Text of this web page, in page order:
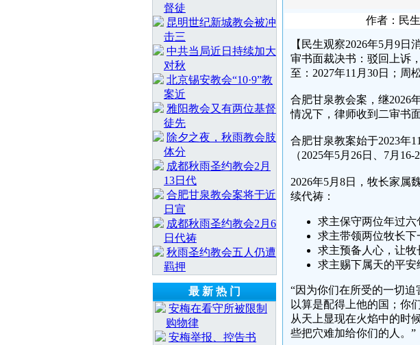
督徒
昆明世纪新城教会被冲
击三
中共当局近日持续加大
对秋
北京锡安教会“10·9”教
案近
雅阳教会又有两位基督
徒先
除夕之夜，秋雨教会肢
体分
成都秋雨圣约教会2月
13日代
合肥甘泉教会案将于近
日宣
成都秋雨圣约教会2月6
日代祷
秋雨圣约教会五人仍遭
羁押
最 新 热 门
安梅在看守所被限制
购物律
安梅举报、控告书
作者：民
【民生观察2026年5月9
审书面裁决书：驳回上诉
至：2027年11月30日；周
合肥甘泉教会案，继2026
情况下，律师收到二审书
合肥甘泉教案始于2023年
（2025年5月26日、7月
2026年5月8日，牧长家属
续代祷：
求主保守两位年过六
求主带领两位牧长下
求主预备人心，让牧
求主赐下属天的平安
“因为你们在所受的一切
以算是配得上他的国；你
从天上显现在火焰中的时
些把穴难加给你们的人。”